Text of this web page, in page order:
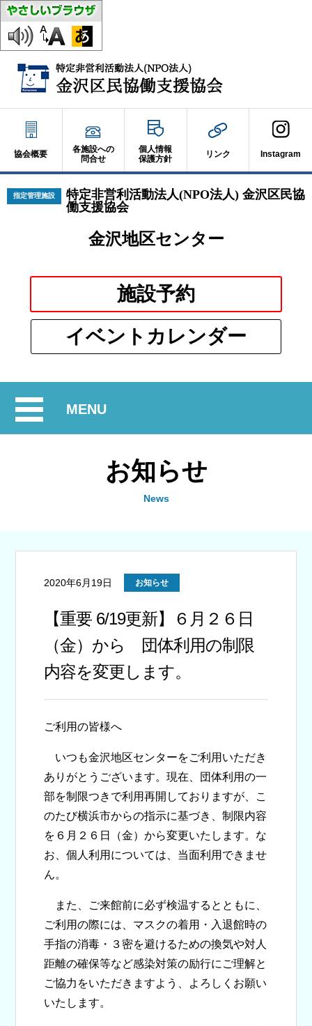
協会概要
各施設への
問合せ
個人情報
保護方針
リンク Instagram
特定非営利活動法人(NPO法人) 金沢区民協
働支援協会
指定管理施設
金沢地区センター
施設予約別
ウ
ィ
ン
開
イベント カレンダー別
ウ
ウ
MENU開
閉
お知らせ
News
2020年6月19日 お知らせ
【重要 6/19更新】６月２６日
（金）から 団体利用の制限
内容を変更します。
ご利用の皆様へ
いつも金沢地区センターをご利用いただき
ありがとうございます。現在、団体利用の一
部を制限つきで利用再開しておりますが、こ
のたび横浜市からの指示に基づき、制限内容
を６月２６日（金）から変更いたします。な
お、個人利用については、当面利用できませ
ん。
また、ご来館前に必ず検温するとともに、
ご利用の際には、マスクの着用・入退館時の
手指の消毒・３密を避けるための換気や対人
距離の確保等など感染対策の励行にご理解と
ご協力をいただきますよう、よろしくお願い
いたします。